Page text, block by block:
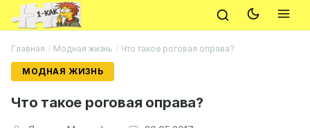
Главная / Модная жизнь / Что такое роговая оправа?
МОДНАЯ ЖИЗНЬ
Что такое роговая оправа?